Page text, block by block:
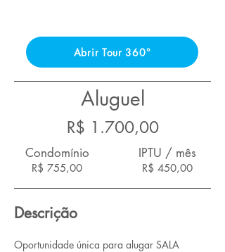
Abrir Tour 360°
Aluguel
R$ 1.700,00
Condomínio
R$ 755,00
IPTU / mês
R$ 450,00
Descrição
Oportunidade única para alugar SALA